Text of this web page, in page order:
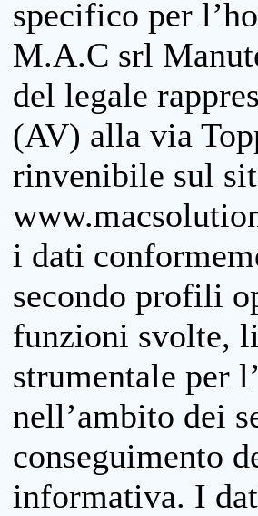
specifico per
M.A.C srl
del legale
(AV) alla via
rinvenibile sul
i dati
secondo profili
funzioni svolte,
strumentale per
nell’ambito dei
conseguimento
informativa. I